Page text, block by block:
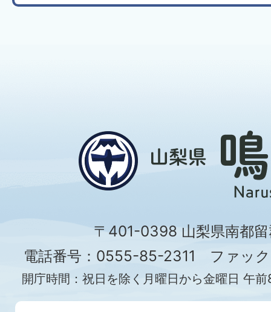
〒401-0398 山梨県南都
電話番号：0555-85-2311 ファッ
開庁時間：祝日を除く月曜日から金曜日 午